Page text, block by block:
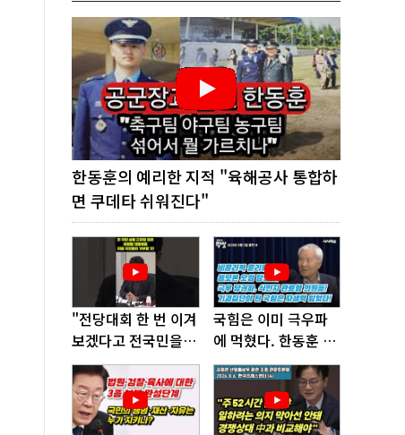
한동훈의 예리한 지적 "육해공사 통합하
면 쿠데타 쉬워진다"
"전당대회 한 번 이겨
보겠다고 전국민을
'지옥문'으로 밀어!"
국힘은 이미 극우파
에 먹혔다. 한동훈 창
당이 답!